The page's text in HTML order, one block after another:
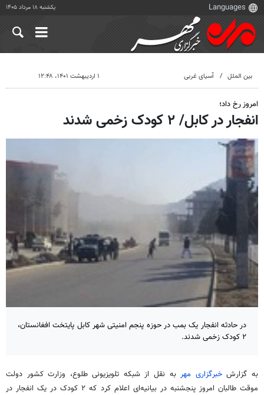
یکشنبه ۱۸ مرداد ۱۴۰۵
بین الملل آسیای غربی ۱ اردیبهشت ۱۴۰۱، ۱۲:۴۸
امروز رخ داد؛
انفجار در کابل/ ۲ کودک زخمی شدند
در حادثه انفجار یک بمب در حوزه پنجم امنیتی شهر کابل پایتخت افغانستان،
۲ کودک زخمی شدند.
به گزارشخبرگزاری مهر به نقل از شبکه تلویزیونی طلوع، ‏وزارت کشور دولت
موقت طالبان امروز پنجشنبه در بیانیه‌ای اعلام کرد که ۲ کودک در یک انفجار در